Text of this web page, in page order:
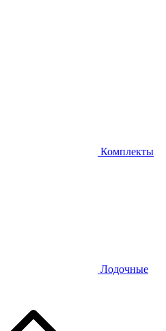
Комплекты
Лодочные